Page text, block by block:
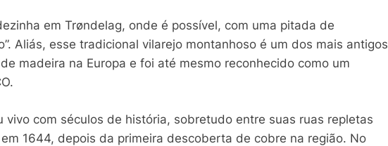
em Trøndelag, onde é possível, com uma pitada de
Aliás, esse tradicional vilarejo montanhoso é um dos mais antigos
madeira na Europa e foi até mesmo reconhecido como um
vivo com séculos de história, sobretudo entre suas ruas repletas
1644, depois da primeira descoberta de cobre na região. No